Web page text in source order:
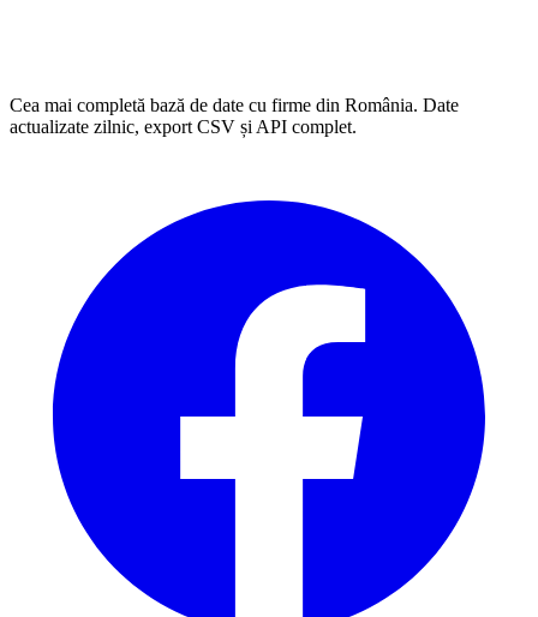
Cea mai completă bază de date cu firme din România. Date
actualizate zilnic, export CSV și API complet.